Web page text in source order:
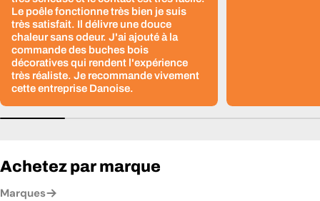
Le poêle fonctionne très bien je suis
très satisfait. Il délivre une douce
chaleur sans odeur. J'ai ajouté à la
commande des buches bois
décoratives qui rendent l'expérience
très réaliste. Je recommande vivement
cette entreprise Danoise.
Achetez par marque
Marques